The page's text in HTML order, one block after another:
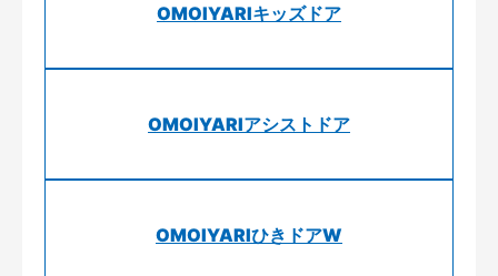
OMOIYARIキッズドア
OMOIYARIアシストドア
OMOIYARIひきドアW